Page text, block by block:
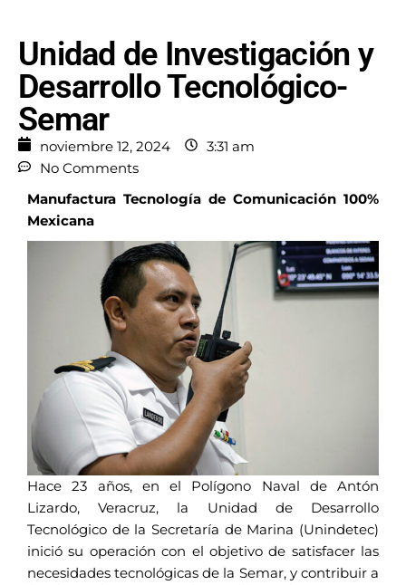
Unidad de Investigación y
Desarrollo Tecnológico-
Semar
noviembre 12, 2024
3:31 am
No Comments
Manufactura Tecnología de Comunicación 100%
Mexicana
Hace 23 años, en el Polígono Naval de Antón
Lizardo, Veracruz, la Unidad de Desarrollo
Tecnológico de la Secretaría de Marina (Unindetec)
inició su operación con el objetivo de satisfacer las
necesidades tecnológicas de la Semar, y contribuir a